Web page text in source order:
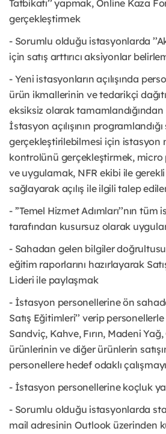
Tatbikatı’’ yapmak, Online Kaza
gerçekleştirmek
- Sorumlu olduğu istasyonlarda
için satış arttırıcı aksiyonlar
- Yeni istasyonların açılışında
ürün ikmallerinin ve tedarikçi
eksiksiz olarak
İstasyon açılışının
gerçekleştirilebilmesi için istasyon
kontrolünü gerçekleştirmek, micro
ve uygulamak, NFR ekibi ile
sağlayarak açılış ile ilgili talep
- ’’Temel Hizmet Adımları’’nın
tarafından kusursuz olarak
- Sahadan gelen bilgiler
eğitim raporlarını hazırlayarak
Lideri ile paylaşmak
- İstasyon personellerine ön
Satış Eğitimleri’’ verip
Sandviç, Kahve, Fırın, Madeni
ürünlerinin ve diğer ürünlerin
personellere hedef odaklı
- İstasyon personellerine koçluk
- Sorumlu olduğu istasyonlarda
mail adresinin Outlook üzerinden